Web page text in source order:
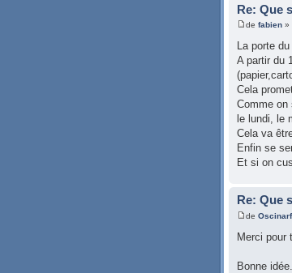
Re: Que
de fabien »
La porte
A partir du
Cela
Comme on
le lundi, le
Cela va
Enfin se
Et si on
Re: Que
de Oscinarf
Merci pour
Bonne